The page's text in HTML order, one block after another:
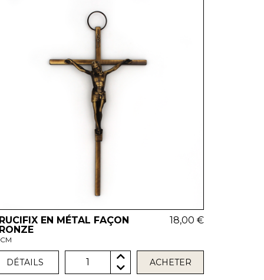
EN MÉTAL FAÇON
18,00 €
DÉTAILS 1 ACHETER